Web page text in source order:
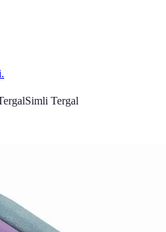
Simli Tergal